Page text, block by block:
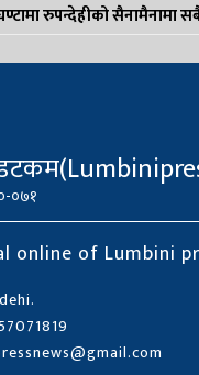
रुपन्देहीको सैनामैनामा
०७१
online of Lumbini